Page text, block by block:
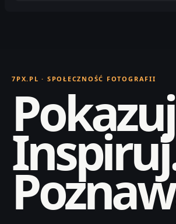
7PX.PL · SPOŁECZNOŚĆ FOTOGRAFII